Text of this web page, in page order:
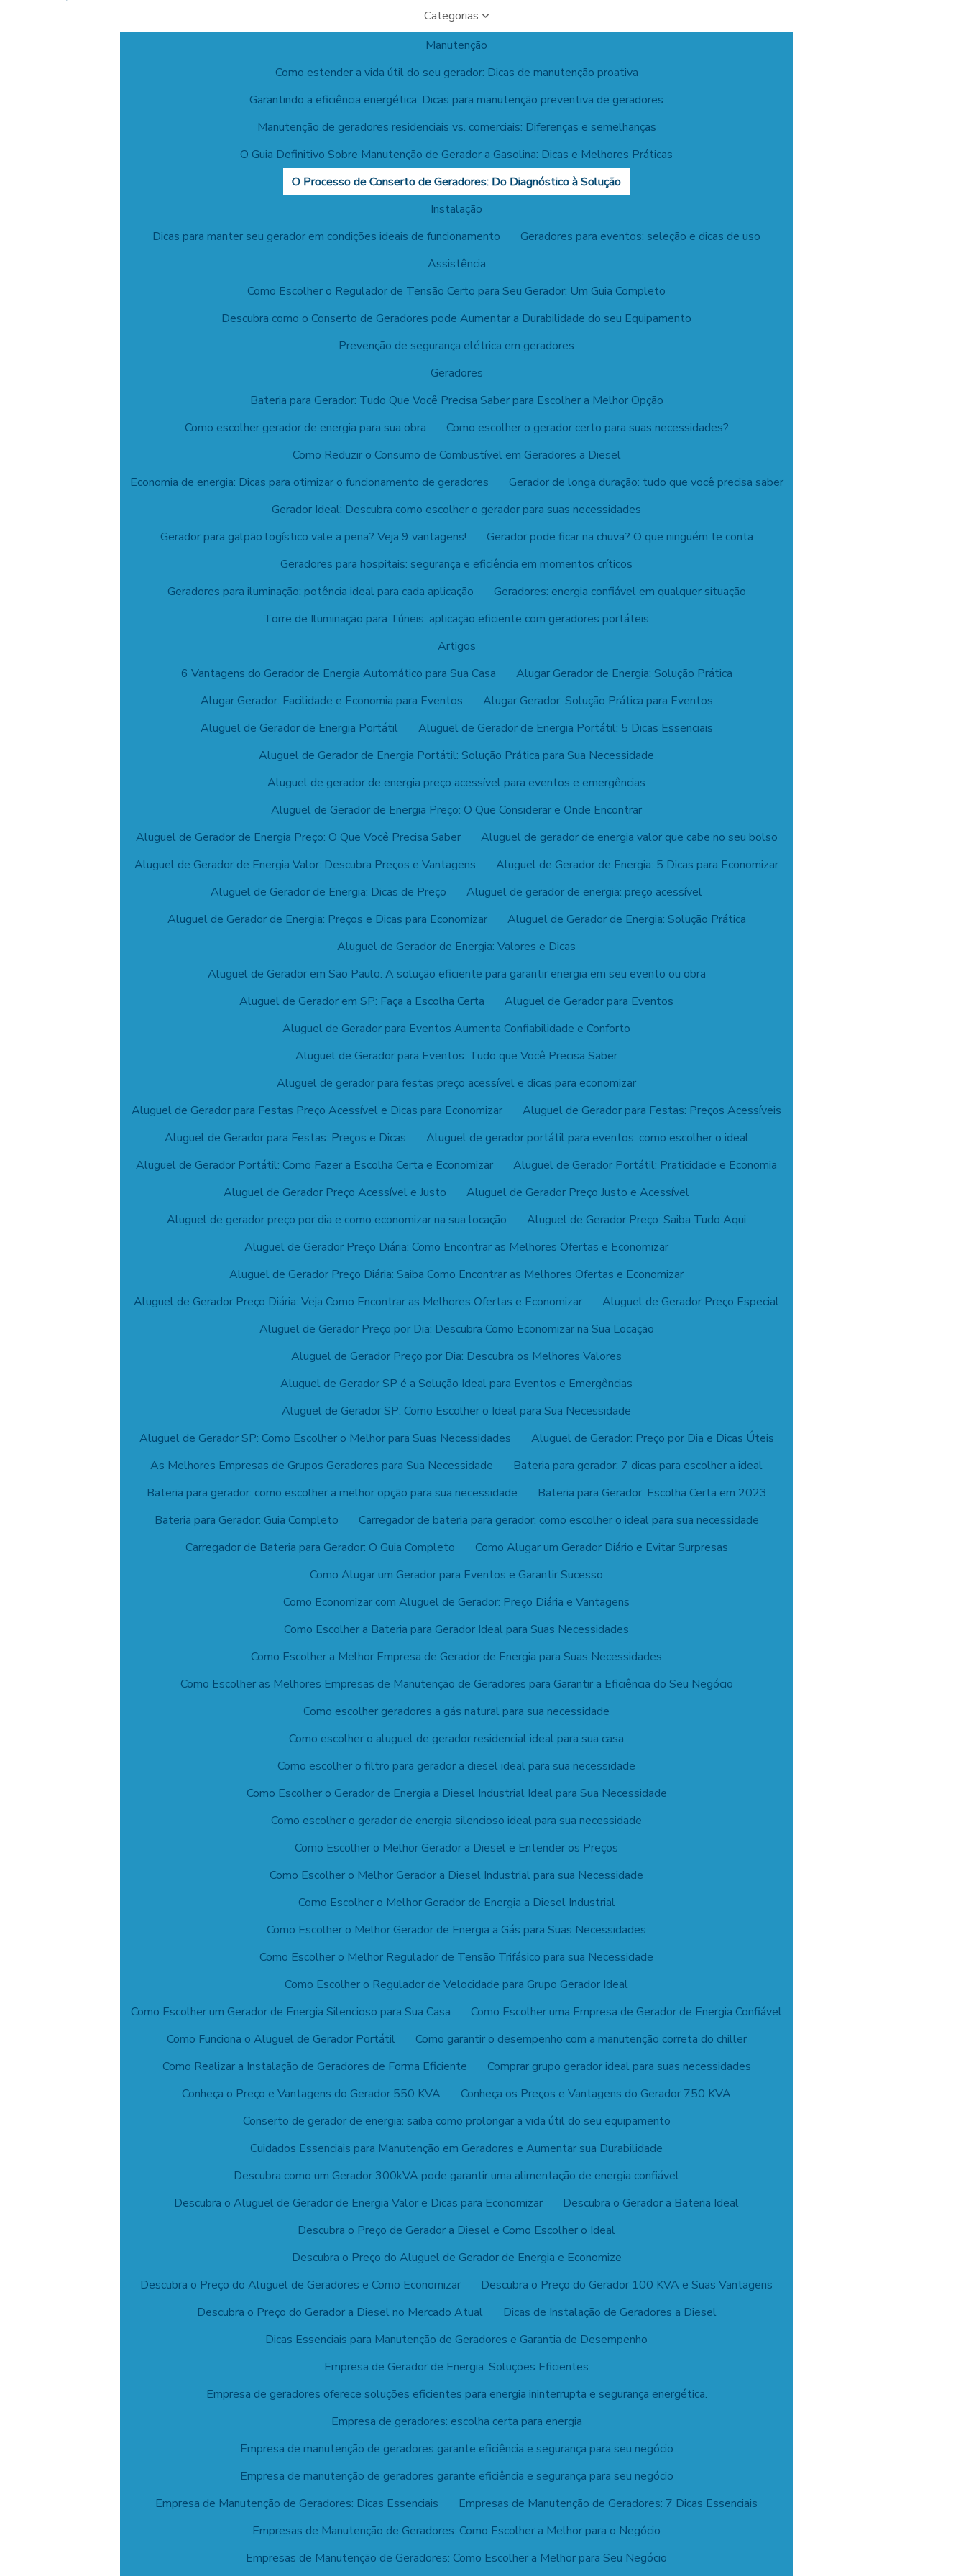
Categorias
Manutenção
Como estender a vida útil do seu gerador: Dicas de manutenção proativa
Garantindo a eficiência energética: Dicas para manutenção preventiva de geradores
Manutenção de geradores residenciais vs. comerciais: Diferenças e semelhanças
O Guia Definitivo Sobre Manutenção de Gerador a Gasolina: Dicas e Melhores Práticas
O Processo de Conserto de Geradores: Do Diagnóstico à Solução
Instalação
Dicas para manter seu gerador em condições ideais de funcionamento
Geradores para eventos: seleção e dicas de uso
Assistência
Como Escolher o Regulador de Tensão Certo para Seu Gerador: Um Guia Completo
Descubra como o Conserto de Geradores pode Aumentar a Durabilidade do seu Equipamento
Prevenção de segurança elétrica em geradores
Geradores
Bateria para Gerador: Tudo Que Você Precisa Saber para Escolher a Melhor Opção
Como escolher gerador de energia para sua obra
Como escolher o gerador certo para suas necessidades?
Como Reduzir o Consumo de Combustível em Geradores a Diesel
Economia de energia: Dicas para otimizar o funcionamento de geradores
Gerador de longa duração: tudo que você precisa saber
Gerador Ideal: Descubra como escolher o gerador para suas necessidades
Gerador para galpão logístico vale a pena? Veja 9 vantagens!
Gerador pode ficar na chuva? O que ninguém te conta
Geradores para hospitais: segurança e eficiência em momentos críticos
Geradores para iluminação: potência ideal para cada aplicação
Geradores: energia confiável em qualquer situação
Torre de Iluminação para Túneis: aplicação eficiente com geradores portáteis
Artigos
6 Vantagens do Gerador de Energia Automático para Sua Casa
Alugar Gerador de Energia: Solução Prática
Alugar Gerador: Facilidade e Economia para Eventos
Alugar Gerador: Solução Prática para Eventos
Aluguel de Gerador de Energia Portátil
Aluguel de Gerador de Energia Portátil: 5 Dicas Essenciais
Aluguel de Gerador de Energia Portátil: Solução Prática para Sua Necessidade
Aluguel de gerador de energia preço acessível para eventos e emergências
Aluguel de Gerador de Energia Preço: O Que Considerar e Onde Encontrar
Aluguel de Gerador de Energia Preço: O Que Você Precisa Saber
Aluguel de gerador de energia valor que cabe no seu bolso
Aluguel de Gerador de Energia Valor: Descubra Preços e Vantagens
Aluguel de Gerador de Energia: 5 Dicas para Economizar
Aluguel de Gerador de Energia: Dicas de Preço
Aluguel de gerador de energia: preço acessível
Aluguel de Gerador de Energia: Preços e Dicas para Economizar
Aluguel de Gerador de Energia: Solução Prática
Aluguel de Gerador de Energia: Valores e Dicas
Aluguel de Gerador em São Paulo: A solução eficiente para garantir energia em seu evento ou obra
Aluguel de Gerador em SP: Faça a Escolha Certa
Aluguel de Gerador para Eventos
Aluguel de Gerador para Eventos Aumenta Confiabilidade e Conforto
Aluguel de Gerador para Eventos: Tudo que Você Precisa Saber
Aluguel de gerador para festas preço acessível e dicas para economizar
Aluguel de Gerador para Festas Preço Acessível e Dicas para Economizar
Aluguel de Gerador para Festas: Preços Acessíveis
Aluguel de Gerador para Festas: Preços e Dicas
Aluguel de gerador portátil para eventos: como escolher o ideal
Aluguel de Gerador Portátil: Como Fazer a Escolha Certa e Economizar
Aluguel de Gerador Portátil: Praticidade e Economia
Aluguel de Gerador Preço Acessível e Justo
Aluguel de Gerador Preço Justo e Acessível
Aluguel de gerador preço por dia e como economizar na sua locação
Aluguel de Gerador Preço: Saiba Tudo Aqui
Aluguel de Gerador Preço Diária: Como Encontrar as Melhores Ofertas e Economizar
Aluguel de Gerador Preço Diária: Saiba Como Encontrar as Melhores Ofertas e Economizar
Aluguel de Gerador Preço Diária: Veja Como Encontrar as Melhores Ofertas e Economizar
Aluguel de Gerador Preço Especial
Aluguel de Gerador Preço por Dia: Descubra Como Economizar na Sua Locação
Aluguel de Gerador Preço por Dia: Descubra os Melhores Valores
Aluguel de Gerador SP é a Solução Ideal para Eventos e Emergências
Aluguel de Gerador SP: Como Escolher o Ideal para Sua Necessidade
Aluguel de Gerador SP: Como Escolher o Melhor para Suas Necessidades
Aluguel de Gerador: Preço por Dia e Dicas Úteis
As Melhores Empresas de Grupos Geradores para Sua Necessidade
Bateria para gerador: 7 dicas para escolher a ideal
Bateria para gerador: como escolher a melhor opção para sua necessidade
Bateria para Gerador: Escolha Certa em 2023
Bateria para Gerador: Guia Completo
Carregador de bateria para gerador: como escolher o ideal para sua necessidade
Carregador de Bateria para Gerador: O Guia Completo
Como Alugar um Gerador Diário e Evitar Surpresas
Como Alugar um Gerador para Eventos e Garantir Sucesso
Como Economizar com Aluguel de Gerador: Preço Diária e Vantagens
Como Escolher a Bateria para Gerador Ideal para Suas Necessidades
Como Escolher a Melhor Empresa de Gerador de Energia para Suas Necessidades
Como Escolher as Melhores Empresas de Manutenção de Geradores para Garantir a Eficiência do Seu Negócio
Como escolher geradores a gás natural para sua necessidade
Como escolher o aluguel de gerador residencial ideal para sua casa
Como escolher o filtro para gerador a diesel ideal para sua necessidade
Como Escolher o Gerador de Energia a Diesel Industrial Ideal para Sua Necessidade
Como escolher o gerador de energia silencioso ideal para sua necessidade
Como Escolher o Melhor Gerador a Diesel e Entender os Preços
Como Escolher o Melhor Gerador a Diesel Industrial para sua Necessidade
Como Escolher o Melhor Gerador de Energia a Diesel Industrial
Como Escolher o Melhor Gerador de Energia a Gás para Suas Necessidades
Como Escolher o Melhor Regulador de Tensão Trifásico para sua Necessidade
Como Escolher o Regulador de Velocidade para Grupo Gerador Ideal
Como Escolher um Gerador de Energia Silencioso para Sua Casa
Como Escolher uma Empresa de Gerador de Energia Confiável
Como Funciona o Aluguel de Gerador Portátil
Como garantir o desempenho com a manutenção correta do chiller
Como Realizar a Instalação de Geradores de Forma Eficiente
Comprar grupo gerador ideal para suas necessidades
Conheça o Preço e Vantagens do Gerador 550 KVA
Conheça os Preços e Vantagens do Gerador 750 KVA
Conserto de gerador de energia: saiba como prolongar a vida útil do seu equipamento
Cuidados Essenciais para Manutenção em Geradores e Aumentar sua Durabilidade
Descubra como um Gerador 300kVA pode garantir uma alimentação de energia confiável
Descubra o Aluguel de Gerador de Energia Valor e Dicas para Economizar
Descubra o Gerador a Bateria Ideal
Descubra o Preço de Gerador a Diesel e Como Escolher o Ideal
Descubra o Preço do Aluguel de Gerador de Energia e Economize
Descubra o Preço do Aluguel de Geradores e Como Economizar
Descubra o Preço do Gerador 100 KVA e Suas Vantagens
Descubra o Preço do Gerador a Diesel no Mercado Atual
Dicas de Instalação de Geradores a Diesel
Dicas Essenciais para Manutenção de Geradores e Garantia de Desempenho
Empresa de Gerador de Energia: Soluções Eficientes
Empresa de geradores oferece soluções eficientes para energia ininterrupta e segurança energética.
Empresa de geradores: escolha certa para energia
Empresa de manutenção de geradores garante eficiência e segurança para seu negócio
Empresa de manutenção de geradores garante eficiência e segurança para seu negócio
Empresa de Manutenção de Geradores: Dicas Essenciais
Empresas de Manutenção de Geradores: 7 Dicas Essenciais
Empresas de Manutenção de Geradores: Como Escolher a Melhor para o Negócio
Empresas de Manutenção de Geradores: Como Escolher a Melhor para Seu Negócio